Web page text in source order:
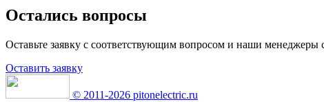
Остались вопросы
Оставьте заявку с соответствующим вопросом и наши менеджеры
Оставить заявку
© 2011-2026 pitonelectric.ru